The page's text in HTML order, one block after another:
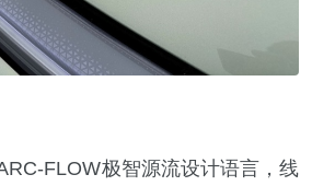
FLOW极智源流设计语言，线